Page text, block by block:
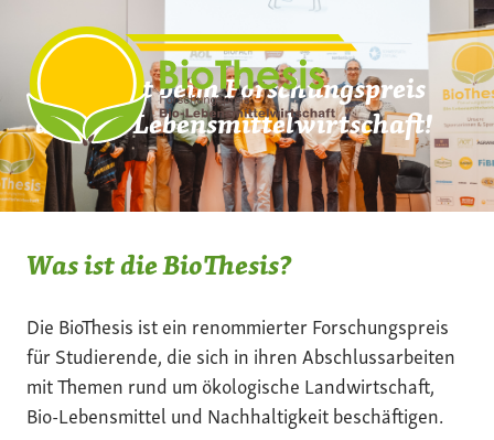
Inhalt
springenMach mit beim Forschungspreis
der Bio-Lebensmittelwirtschaft!
Was ist die BioThesis?
Die BioThesis ist ein renommierter Forschungspreis
für Studierende, die sich in ihren Abschlussarbeiten
mit Themen rund um ökologische Landwirtschaft,
Bio-Lebensmittel und Nachhaltigkeit beschäftigen.